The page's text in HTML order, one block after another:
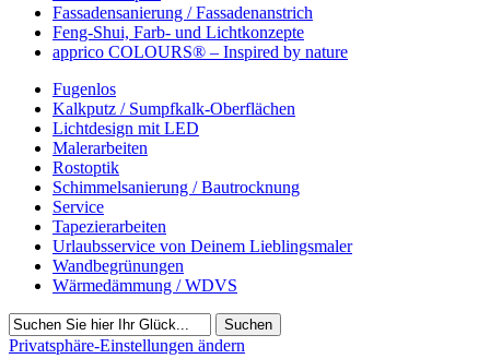
Fassadensanierung / Fassadenanstrich
Feng-Shui, Farb- und Lichtkonzepte
apprico COLOURS® – Inspired by nature
Fugenlos
Kalkputz / Sumpfkalk-Oberflächen
Lichtdesign mit LED
Malerarbeiten
Rostoptik
Schimmelsanierung / Bautrocknung
Service
Tapezierarbeiten
Urlaubsservice von Deinem Lieblingsmaler
Wandbegrünungen
Wärmedämmung / WDVS
Suchen
Privatsphäre-Einstellungen ändern